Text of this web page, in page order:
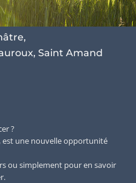
Saint Amand
?
est une nouvelle opportunité
ou simplement pour en savoir